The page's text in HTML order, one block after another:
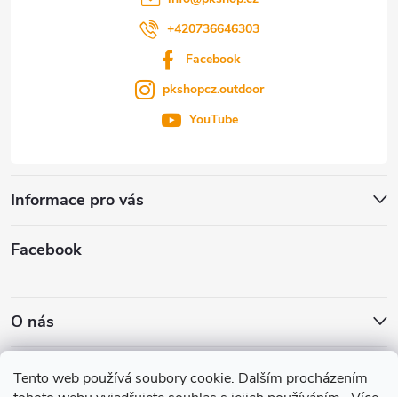
Tento web používá soubory cookie. Dalším procházením
+420736646303
Facebook
pkshopcz.outdoor
YouTube
Informace pro vás
Facebook
O nás
Nákupní košík